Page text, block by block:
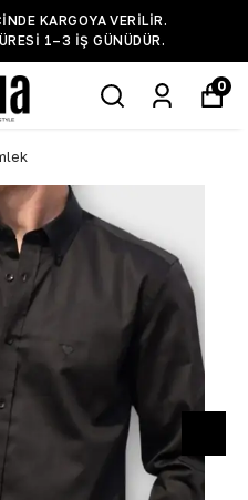
KARGOYA VERILIR.
1–3 IŞ GÜNÜDÜR.
0